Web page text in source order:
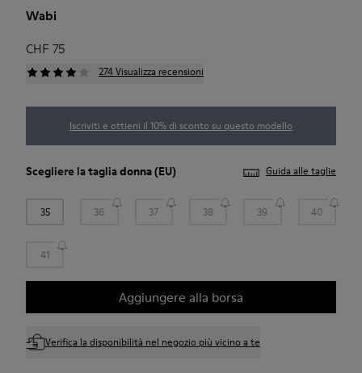
Wabi
CHF 75
274 Visualizza recensioni
Iscriviti e ottieni il 10% di sconto su questo modello
Scegliere la tagliadonna(EU) Guida alle taglie
35 36 37 38 39 40
41
Aggiungere alla borsa
Verifica la disponibilità nel negozio più vicino a te